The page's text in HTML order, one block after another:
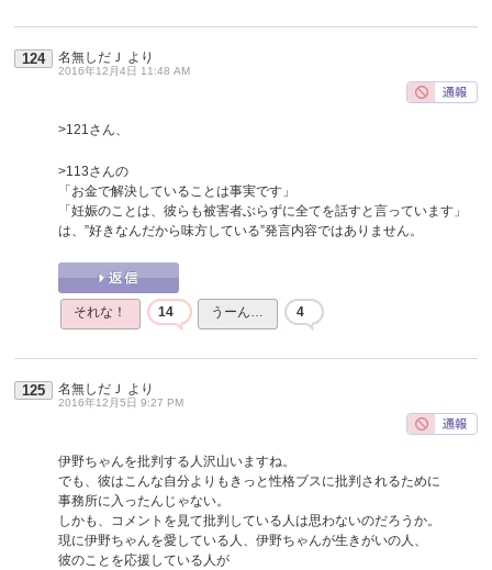
124 名無しだＪ より
2016年12月4日 11:48 AM
>121さん、
>113さんの
「お金で解決していることは事実です」
「妊娠のことは、彼らも被害者ぶらずに全てを話すと言っています」
は、”好きなんだから味方している”発言内容ではありません。
それな！ 14 うーん… 4
125 名無しだＪ より
2016年12月5日 9:27 PM
伊野ちゃんを批判する人沢山いますね。
でも、彼はこんな自分よりもきっと性格ブスに批判されるために
事務所に入ったんじゃない。
しかも、コメントを見て批判している人は思わないのだろうか。
現に伊野ちゃんを愛している人、伊野ちゃんが生きがいの人、
彼のことを応援している人が